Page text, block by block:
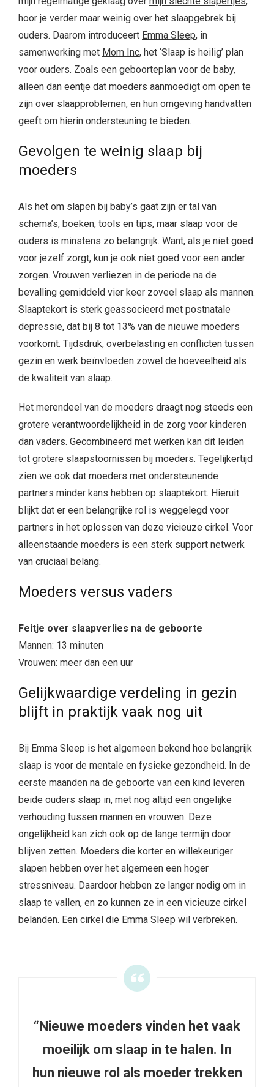
hoor je verder maar weinig over het slaapgebrek bij
ouders. Daarom introduceert Emma Sleep, in
samenwerking met Mom Inc, het ‘Slaap is heilig’ plan
voor ouders. Zoals een geboorteplan voor de baby,
alleen dan eentje dat moeders aanmoedigt om open te
zijn over slaapproblemen, en hun omgeving handvatten
geeft om hierin ondersteuning te bieden.
Gevolgen te weinig slaap bij
moeders
Als het om slapen bij baby’s gaat zijn er tal van
schema’s, boeken, tools en tips, maar slaap voor de
ouders is minstens zo belangrijk. Want, als je niet goed
voor jezelf zorgt, kun je ook niet goed voor een ander
zorgen. Vrouwen verliezen in de periode na de
bevalling gemiddeld vier keer zoveel slaap als mannen.
Slaaptekort is sterk geassocieerd met postnatale
depressie, dat bij 8 tot 13% van de nieuwe moeders
voorkomt. Tijdsdruk, overbelasting en conflicten tussen
gezin en werk beïnvloeden zowel de hoeveelheid als
de kwaliteit van slaap.
Het merendeel van de moeders draagt nog steeds een
grotere verantwoordelijkheid in de zorg voor kinderen
dan vaders. Gecombineerd met werken kan dit leiden
tot grotere slaapstoornissen bij moeders. Tegelijkertijd
zien we ook dat moeders met ondersteunende
partners minder kans hebben op slaaptekort. Hieruit
blijkt dat er een belangrijke rol is weggelegd voor
partners in het oplossen van deze vicieuze cirkel. Voor
alleenstaande moeders is een sterk support netwerk
van cruciaal belang.
Moeders versus vaders
Feitje over slaapverlies na de geboorte
Mannen: 13 minuten
Vrouwen: meer dan een uur
Gelijkwaardige verdeling in gezin
blijft in praktijk vaak nog uit
Bij Emma Sleep is het algemeen bekend hoe belangrijk
slaap is voor de mentale en fysieke gezondheid. In de
eerste maanden na de geboorte van een kind leveren
beide ouders slaap in, met nog altijd een ongelijke
verhouding tussen mannen en vrouwen. Deze
ongelijkheid kan zich ook op de lange termijn door
blijven zetten. Moeders die korter en willekeuriger
slapen hebben over het algemeen een hoger
stressniveau. Daardoor hebben ze langer nodig om in
slaap te vallen, en zo kunnen ze in een vicieuze cirkel
belanden. Een cirkel die Emma Sleep wil verbreken.
“Nieuwe moeders vinden het vaak
moeilijk om slaap in te halen. In
hun nieuwe rol als moeder trekken